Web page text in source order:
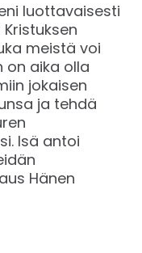
luottavaisesti
meistä voi
on aika olla
jokaisen
ja tehdä
Isä antoi
Hänen